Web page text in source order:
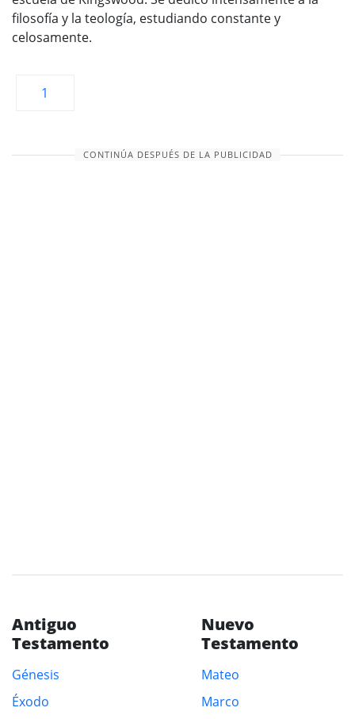
filosofía y la teología, estudiando constante y
celosamente.
1
CONTINÚA DESPUÉS DE LA PUBLICIDAD
Antiguo
Testamento
Génesis
Éxodo
Nuevo
Testamento
Mateo
Marco